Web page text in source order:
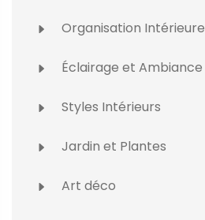
Organisation Intérieure
Éclairage et Ambiance
Styles Intérieurs
Jardin et Plantes
Art déco